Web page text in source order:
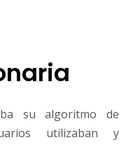
su algoritmo de
utilizaban y